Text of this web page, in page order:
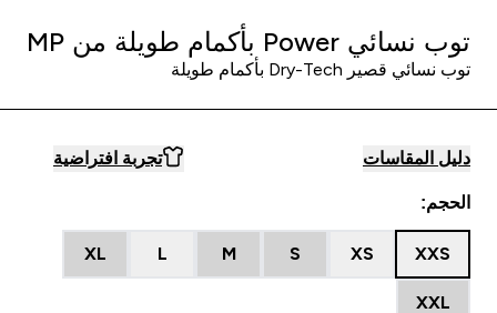
توب نسائي Power بأكمام طويلة من MP
توب نسائي قصير Dry-Tech بأكمام طويلة
دليل المقاسات تجربة افتراضية
الحجم:
XXS
XS
S
M
L
XL
XXL